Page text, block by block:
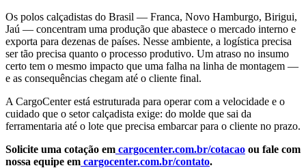
Os polos calçadistas do Brasil — Franca, Novo Hamburgo, Birigui,
Jaú — concentram uma produção que abastece o mercado interno e
exporta para dezenas de países. Nesse ambiente, a logística precisa
ser tão precisa quanto o processo produtivo. Um atraso no insumo
certo tem o mesmo impacto que uma falha na linha de montagem —
e as consequências chegam até o cliente final.
A CargoCenter está estruturada para operar com a velocidade e o
cuidado que o setor calçadista exige: do molde que sai da
ferramentaria até o lote que precisa embarcar para o cliente no prazo.
Solicite uma cotação em cargocenter.com.br/cotacao ou fale com
nossa equipe em cargocenter.com.br/contato.